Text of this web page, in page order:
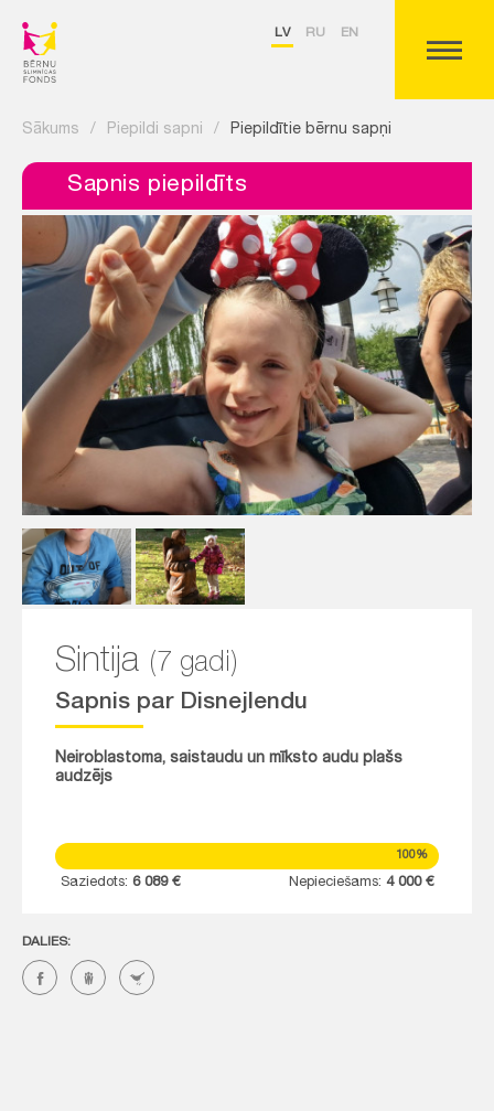
LV RU EN
Sākums / Piepildi sapni / Piepildītie bērnu sapņi
Sapnis piepildīts
Sintija (7 gadi)
Sapnis par Disnejlendu
Neiroblastoma, saistaudu un mīksto audu plašs
audzējs
100%
Saziedots: 6 089 € Nepieciešams: 4 000 €
DALIES: